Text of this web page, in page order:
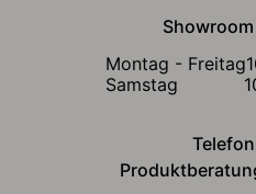
Montag - Freitag
Samstag